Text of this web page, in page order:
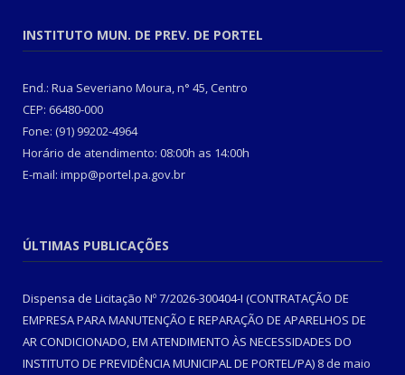
INSTITUTO MUN. DE PREV. DE PORTEL
End.: Rua Severiano Moura, n° 45, Centro
CEP: 66480-000
Fone: (91) 99202-4964
Horário de atendimento: 08:00h as 14:00h
E-mail: impp@portel.pa.gov.br
ÚLTIMAS PUBLICAÇÕES
Dispensa de Licitação Nº 7/2026-300404-I (CONTRATAÇÃO DE
EMPRESA PARA MANUTENÇÃO E REPARAÇÃO DE APARELHOS DE
AR CONDICIONADO, EM ATENDIMENTO ÀS NECESSIDADES DO
INSTITUTO DE PREVIDÊNCIA MUNICIPAL DE PORTEL/PA) 8 de maio